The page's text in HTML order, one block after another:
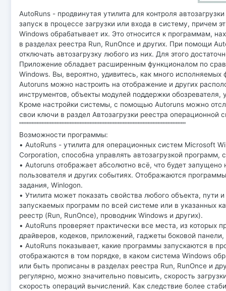
AutoRuns - продвинутая утилита для контроля
запуск в процессе загрузки или входа в систему, причем
Windows обрабатывает их. Это относится к программам,
в разделах реестра Run, RunOnce и других. При помощи
отключать автозагрузку любого из них. Для этого
Приложение обладает расширенным функционалом по
Windows. Вы, вероятно, удивитесь, как много исполняемых
Autoruns можно настроить на отображение и других
инструментов, объекты модулей поддержки
Кроме настройки системы, с помощью Autoruns можно
свои ключи в раздел Автозагрузки реестра операционной
""""""""""""""""""""""""""""""""""""""""""""""""""""""""""""""""""
Возможности программы:
• AutoRuns - утилита для операционных систем Microsoft
Corporation, способна управлять автозагрузкой
• Autoruns отображает абсолютно всё, что будет
пользователя и других событиях. Отображаются
задания, Winlogon.
• Утилита может показать свойства любого объекта, пути
запускаемых программ по всей системе или в указанных
реестр (Run, RunOnce), проводник Windows и других).
• AutoRuns проверяет практически все места, из которых
драйверов, кодеков, приложений, гаджеты боковой
• AutoRuns показывает, какие программы запускаются в
отображаются в том порядке, в каком система Windows
или быть прописаны в разделах реестра Run, RunOnce и
регулярно, можно значительно повысить, скорость
скорость операций вычислений. Как следствие более